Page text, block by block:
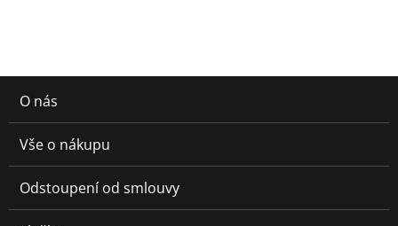
O nás
Vše o nákupu
Odstoupení od smlouvy